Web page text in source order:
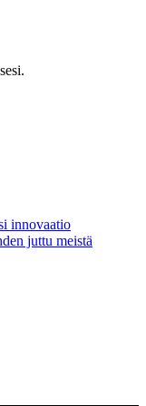
innovaatio
juttu meistä